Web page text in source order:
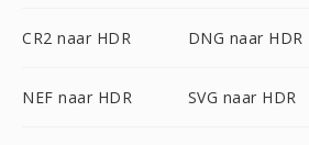
CR2 naar HDR DNG naar HDR
NEF naar HDR SVG naar HDR